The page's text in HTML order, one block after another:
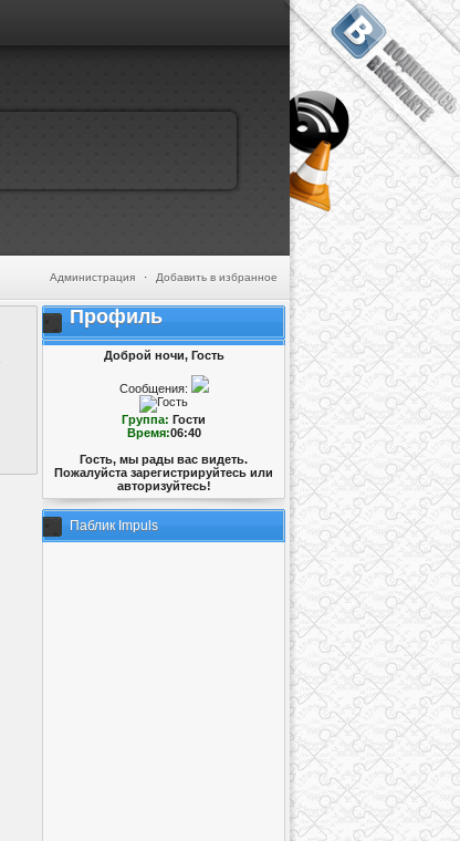
Администрация · Добавить в избранное
Профиль
Доброй ночи, Гость
Сообщения:
Группа: Гости
Время:06:40
Гость, мы рады вас видеть.
Пожалуйста зарегистрируйтесь или
авторизуйтесь!
Паблик Impuls